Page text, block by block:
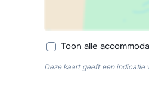
Toon alle
Deze kaart geeft een indicatie